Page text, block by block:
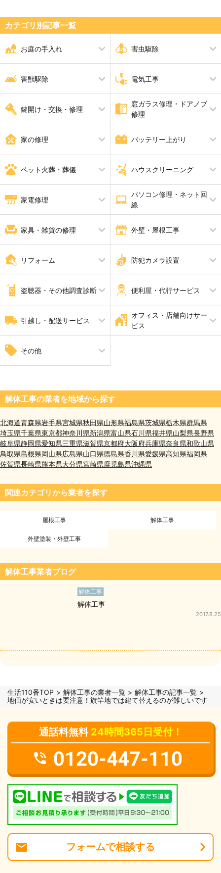
カテゴリ別記事⼀覧
お庭の手入れ
剪定
伐採
シャッター修理
アスファルト工事
ブロック工事・コンクリート工
害虫駆除
シロアリ駆除
ダニ・ノミ・トコジラミ駆除
ゴキブリ駆除
害獣駆除
アライグマ・イタチ・ハクビシ
ハト駆除
電気工事
アンテナ工事
漏電修理
換気扇・レンジフード工事
照明工事
LAN配線工事
鍵開け・交換・修理
鍵開け・交換・修理
合い鍵製作
窓ガラス修理・ドアノブ
修理
ガラス修理・交換 ドアノブ修理
家の修理
水漏れ修理・トイレつまり工事
雨漏り修理
バッテリー上がり
バッテリー上がり
ペット火葬・葬儀
ペット火葬・葬儀
ハウスクリーニング
消臭・脱臭
ハウスクリーニング
バスルームクリーニング
家電修理
エアコン修理
パソコン修理・ネット回
線
パソコン修理
家具・雑貨の修理
家具修理 ピアノ調律 ピアノ修理
外壁・屋根工事
屋根工事
解体工事
リフォーム
内装工事
手すり設置
防犯カメラ設置
防犯カメラ設置
盗聴器・その他調査診断
盗聴器調査
便利屋・代行サービス
家具組立・移動
引越し・配送サービス
引越し
オフィス・店舗向けサー
ビス
自動ドア修理
その他
解体工事の業者を地域から探す
北海道青森県岩手県宮城県秋田県山形県福島県茨城県栃木県群馬県
埼玉県千葉県東京都神奈川県新潟県富山県石川県福井県山梨県長野県
岐阜県静岡県愛知県三重県滋賀県京都府大阪府兵庫県奈良県和歌山県
鳥取県島根県岡山県広島県山口県徳島県香川県愛媛県高知県福岡県
佐賀県長崎県熊本県大分県宮崎県鹿児島県沖縄県
関連カテゴリから業者を探す
屋根工事 解体工事
外壁塗装・外壁工事
解体工事業者ブログ
解体工事
解体工事
2017.8.25
生活110番TOP 解体工事の業者一覧
解体工事の記事一覧
地価が安いときは要注意！旗竿地では建て替えるのが難しいです
通話料無料 24時間365日受付！
0120-447-110
フォームで相談する